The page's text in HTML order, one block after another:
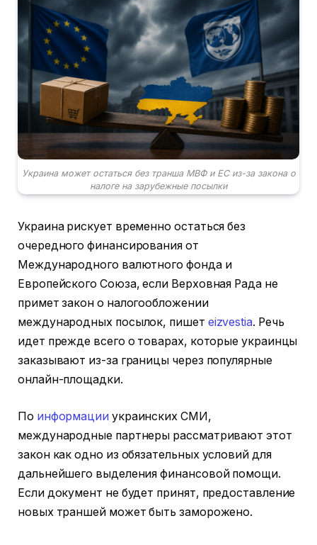
Украина может остаться без транша МВФ и ЕС из-за закона о
налоге на зарубежные посылки
Украина рискует временно остаться без
очередного финансирования от
Международного валютного фонда и
Европейского Союза, если Верховная Рада не
примет закон о налогообложении
международных посылок, пишет eizvestia. Речь
идет прежде всего о товарах, которые украинцы
заказывают из-за границы через популярные
онлайн-площадки.
По информации украинских СМИ,
международные партнеры рассматривают этот
закон как одно из обязательных условий для
дальнейшего выделения финансовой помощи.
Если документ не будет принят, предоставление
новых траншей может быть заморожено.